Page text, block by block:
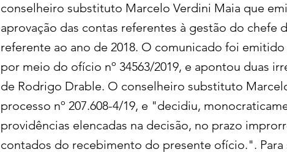
conselheiro substituto Marcelo Verdini Maia que
aprovação das contas referentes à gestão do chefe
referente ao ano de 2018. O comunicado foi
por meio do ofício nº 34563/2019, e apontou duas
de Rodrigo Drable. O conselheiro substituto
processo nº 207.608-4/19, e "decidiu,
providências elencadas na decisão, no prazo
contados do recebimento do presente ofício.".